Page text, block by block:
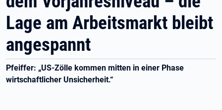
Lage am Arbeitsmarkt bleibt
angespannt
Pfeiffer: „US-Zölle kommen mitten in einer Phase
wirtschaftlicher Unsicherheit.“